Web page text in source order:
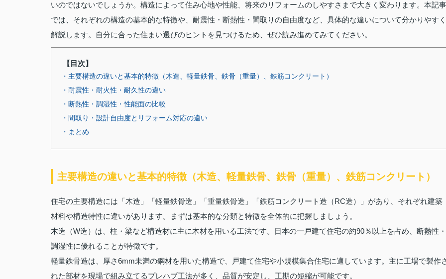
いのではないでしょうか。構造によって住み心地や性能、将来のリフォームのしやすさまで大きく変わります。本記事
では、それぞれの構造の基本的な特徴や、耐震性・断熱性・間取りの自由度など、具体的な違いについて分かりやすく
解説します。自分に合った住まい選びのヒントを見つけるため、ぜひ読み進めてみてください。
【目次】
・主要構造の違いと基本的特徴（木造、軽量鉄骨、鉄骨（重量）、鉄筋コンクリート）
・耐震性・耐火性・耐久性の違い
・断熱性・調湿性・性能面の比較
・間取り・設計自由度とリフォーム対応の違い
・まとめ
主要構造の違いと基本的特徴（木造、軽量鉄骨、鉄骨（重量）、鉄筋コンクリート）
住宅の主要構造には「木造」「軽量鉄骨造」「重量鉄骨造」「鉄筋コンクリート造（RC造）」があり、それぞれ建築
材料や構造特性に違いがあります。まずは基本的な分類と特徴を全体的に把握しましょう。
木造（W造）は、柱・梁など構造材に主に木材を用いる工法です。日本の一戸建て住宅の約90％以上を占め、断熱性・
調湿性に優れることが特徴です。
軽量鉄骨造は、厚さ6mm未満の鋼材を用いた構造で、戸建て住宅や小規模集合住宅に適しています。主に工場で製作
れた部材を現場で組み立てるプレハブ工法が多く、品質が安定し、工期の短縮が可能です。